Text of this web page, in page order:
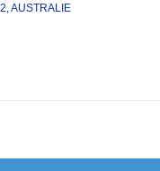
AUSTRALIE